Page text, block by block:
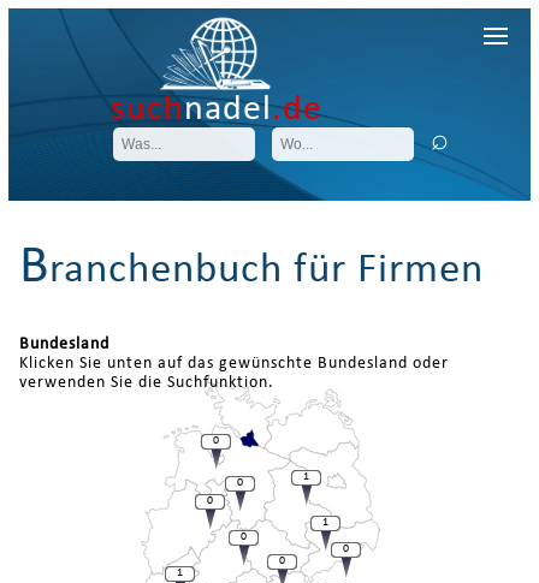
suchnadel.de
Branchenbuch für Firmen
Bundesland
Klicken Sie unten auf das gewünschte Bundesland oder
verwenden Sie die Suchfunktion.
0
1
1
0
1
0
0
0
0